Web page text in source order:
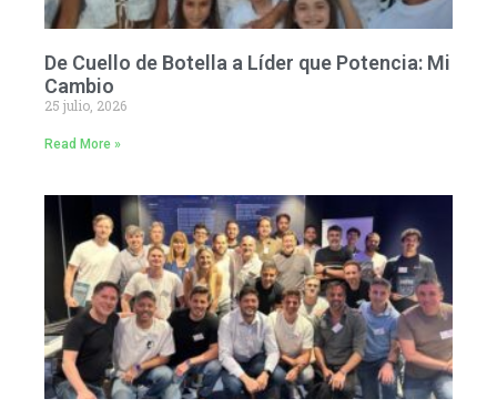
De Cuello de Botella a Líder que Potencia: Mi
Cambio
25 julio, 2026
Read More »